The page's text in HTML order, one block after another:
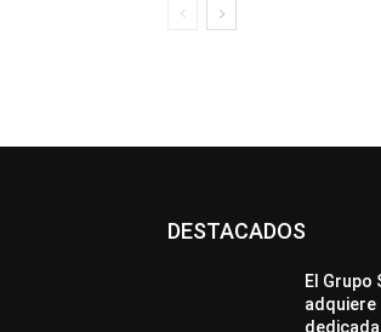
DESTACADOS
El Grupo
adquiere